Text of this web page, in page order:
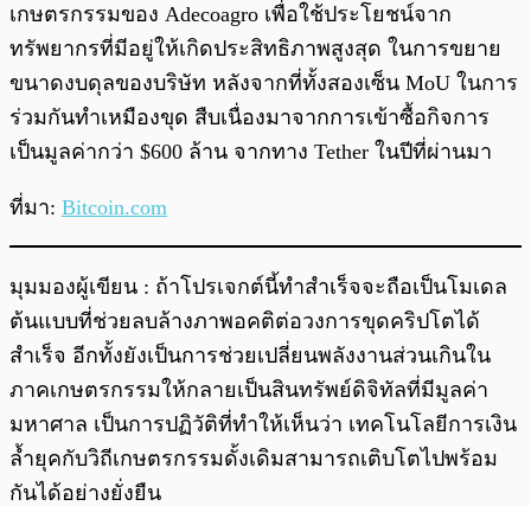
เกษตรกรรมของ Adecoagro เพื่อใช้ประโยชน์จาก
ทรัพยากรที่มีอยู่ให้เกิดประสิทธิภาพสูงสุด ในการขยาย
ขนาดงบดุลของบริษัท หลังจากที่ทั้งสองเซ็น MoU ในการ
ร่วมกันทำเหมืองขุด สืบเนื่องมาจากการเข้าซื้อกิจการ
เป็นมูลค่ากว่า $600 ล้าน จากทาง Tether ในปีที่ผ่านมา
ที่มา: Bitcoin.com
มุมมองผู้เขียน : ถ้าโปรเจกต์นี้ทำสำเร็จจะถือเป็นโมเดล
ต้นแบบที่ช่วยลบล้างภาพอคติต่อวงการขุดคริปโตได้
สำเร็จ อีกทั้งยังเป็นการช่วยเปลี่ยนพลังงานส่วนเกินใน
ภาคเกษตรกรรมให้กลายเป็นสินทรัพย์ดิจิทัลที่มีมูลค่า
มหาศาล เป็นการปฏิวัติที่ทำให้เห็นว่า เทคโนโลยีการเงิน
ล้ำยุคกับวิถีเกษตรกรรมดั้งเดิมสามารถเติบโตไปพร้อม
กันได้อย่างยั่งยืน